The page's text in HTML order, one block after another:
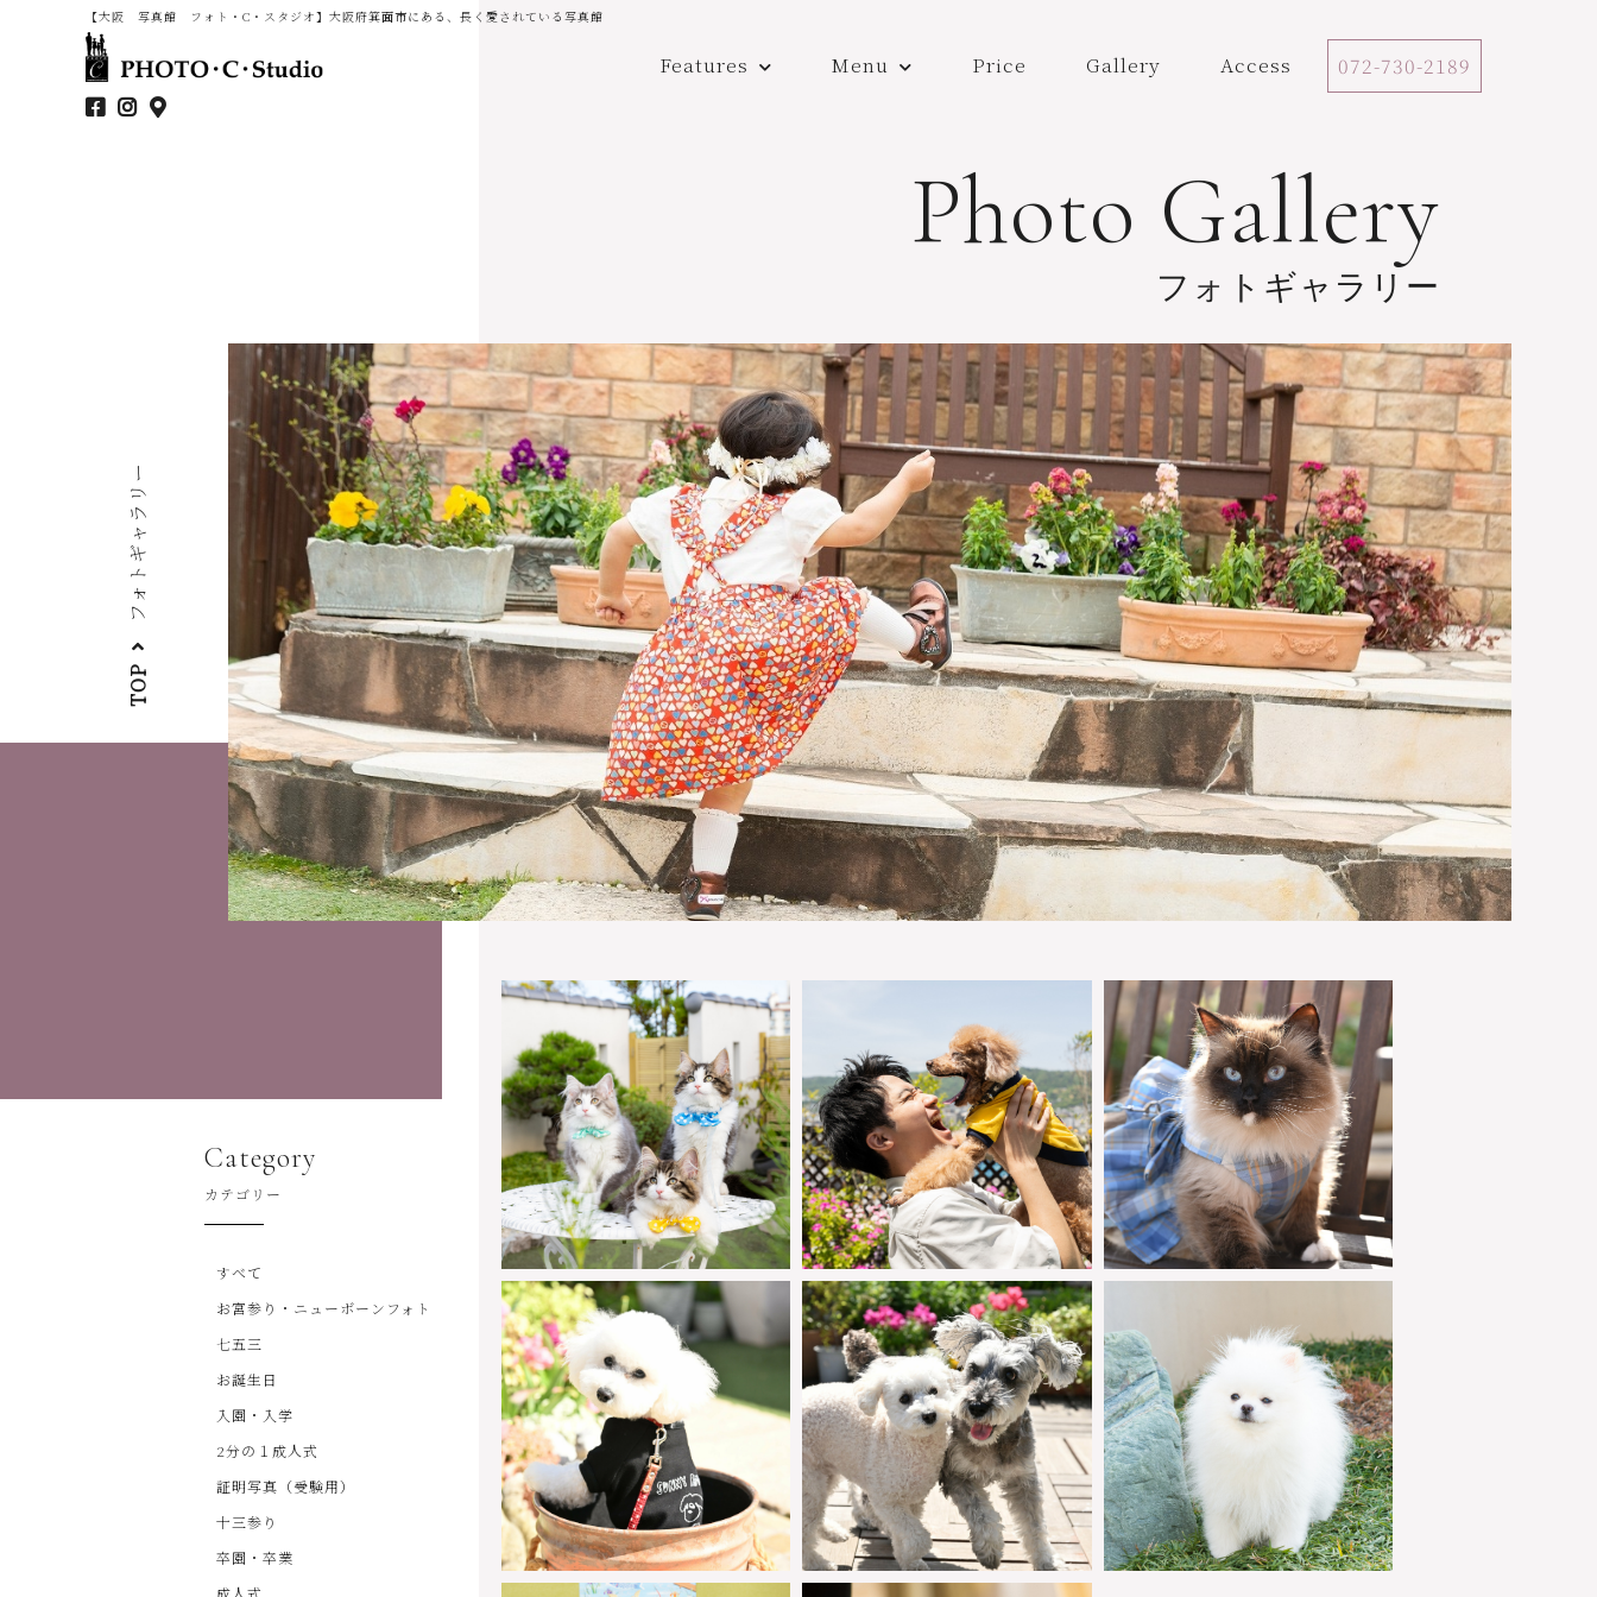
【大阪 写真館 フォト・C・スタジオ】大阪府箕面市にある、長く愛されている写真館
Features Menu Price Gallery Access 072-730-2189
Photo Gallery
フォトギャラリー
TOP
フォトギャラリー
Category
カテゴリー
すべて
お宮参り・ニューボーンフォト
七五三
お誕生日
入園・入学
2分の１成人式
証明写真（受験用）
十三参り
卒園・卒業
成人式